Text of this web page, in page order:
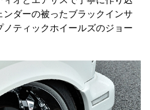
ダーの被ったブラックインサ
ティックホイールズのジョー